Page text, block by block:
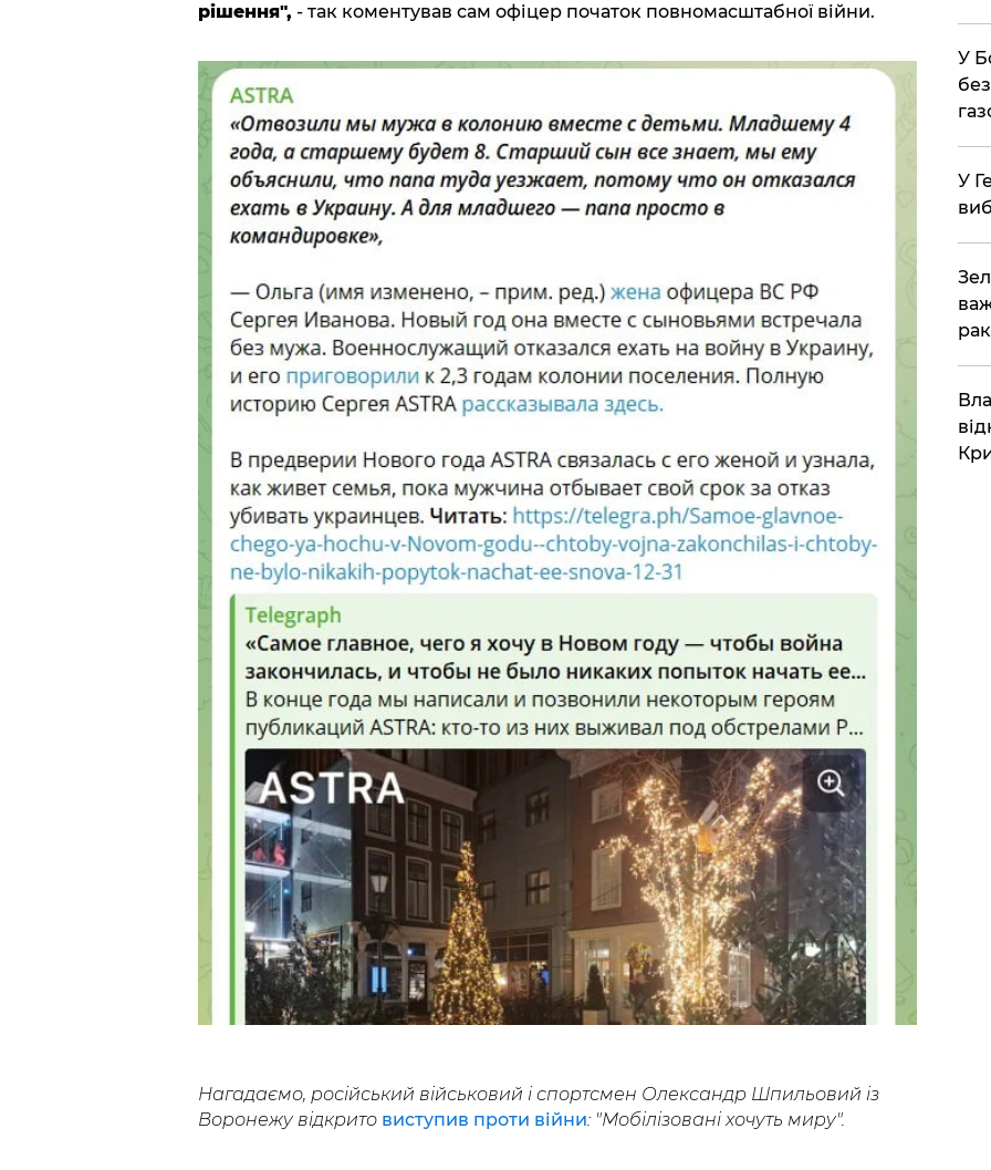
рішення", - так коментував сам офіцер початок повномасштабної війни.
Нагадаємо, російський військовий і спортсмен Олександр Шпильовий із
Воронежу відкрито виступив проти війни: "Мобілізовані хочуть миру".
У
У